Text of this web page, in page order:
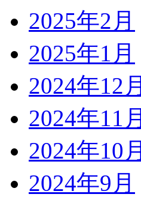
2025年2月
2025年1月
2024年12月
2024年11月
2024年10月
2024年9月